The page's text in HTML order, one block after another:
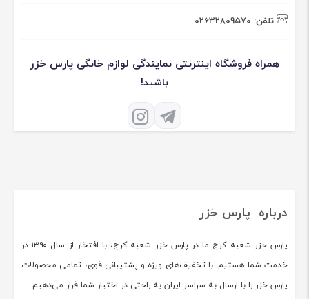
تلفن: 02632809570
همراه فروشگاه اینترنتی نمایندگی لوازم خانگی پارس خزر
باشید!
درباره پارس خزر
پارس خزر شعبه کرج ما در پارس خزر شعبه کرج، با افتخار از سال ۱۳۹۰ در
خدمت شما هستیم. با تخفیف‌های ویژه و پشتیبانی قوی، تمامی محصولات
پارس خزر را با ارسال به سراسر ایران به راحتی در اختیار شما قرار می‌دهیم.